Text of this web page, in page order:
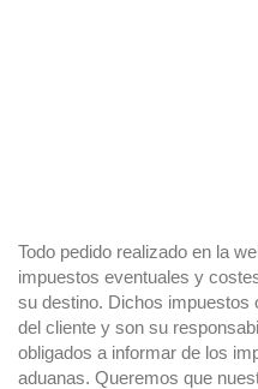
Todo pedido realizado en la
impuestos eventuales y
su destino. Dichos impuestos
del cliente y son su
obligados a informar de los
aduanas. Queremos que